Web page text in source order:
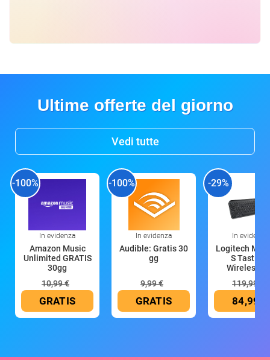
Ultime offerte del giorno
Vedi tutte
-100%
In evidenza
Amazon Music
Unlimited GRATIS
30gg
10,99 €
GRATIS
-100%
In evidenza
Audible: Gratis 30
gg
9,99 €
GRATIS
-29%
In evidenza
Logitech MX
S Tastiera
Wireless
119,99 €
84,99 €